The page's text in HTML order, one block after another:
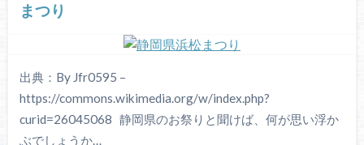
まつり
出典：By Jfr0595 –
https://commons.wikimedia.org/w/index.php?
curid=26045068 静岡県のお祭りと聞けば、何が思い浮か
ぶでしょうか…